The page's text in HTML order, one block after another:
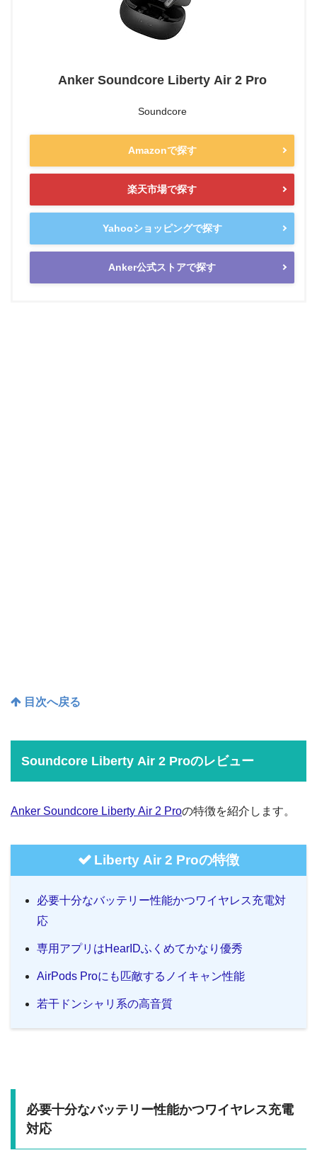
Anker Soundcore Liberty Air 2 Pro
Soundcore
Amazonで探す
楽天市場で探す
Yahooショッピングで探す
Anker公式ストアで探す
目次へ戻る
Soundcore Liberty Air 2 Proのレビュー
Anker Soundcore Liberty Air 2 Proの特徴を紹介します。
Liberty Air 2 Proの特徴
必要十分なバッテリー性能かつワイヤレス充電対
応
専用アプリはHearIDふくめてかなり優秀
AirPods Proにも匹敵するノイキャン性能
若干ドンシャリ系の高音質
必要十分なバッテリー性能かつワイヤレス充電
対応